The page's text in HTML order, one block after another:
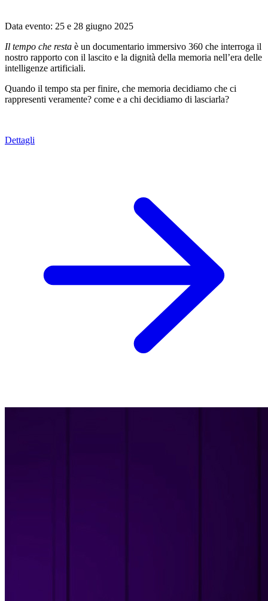
Data evento: 25 e 28 giugno 2025
Il tempo che resta è un documentario immersivo 360 che interroga il
nostro rapporto con il lascito e la dignità della memoria nell’era delle
intelligenze artificiali.
Quando il tempo sta per finire, che memoria decidiamo che ci
rappresenti veramente? come e a chi decidiamo di lasciarla?
Dettagli